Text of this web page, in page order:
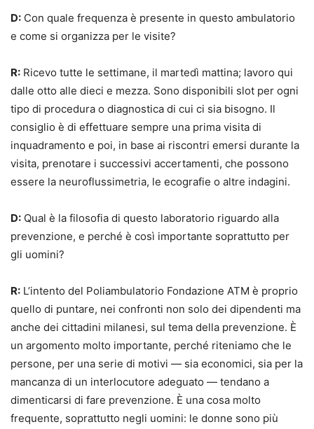
D: Con quale frequenza è presente in questo ambulatorio
e come si organizza per le visite?
R: Ricevo tutte le settimane, il martedì mattina; lavoro qui
dalle otto alle dieci e mezza. Sono disponibili slot per ogni
tipo di procedura o diagnostica di cui ci sia bisogno. Il
consiglio è di effettuare sempre una prima visita di
inquadramento e poi, in base ai riscontri emersi durante la
visita, prenotare i successivi accertamenti, che possono
essere la neuroflussimetria, le ecografie o altre indagini.
D: Qual è la filosofia di questo laboratorio riguardo alla
prevenzione, e perché è così importante soprattutto per
gli uomini?
R: L’intento del Poliambulatorio Fondazione ATM è proprio
quello di puntare, nei confronti non solo dei dipendenti ma
anche dei cittadini milanesi, sul tema della prevenzione. È
un argomento molto importante, perché riteniamo che le
persone, per una serie di motivi — sia economici, sia per la
mancanza di un interlocutore adeguato — tendano a
dimenticarsi di fare prevenzione. È una cosa molto
frequente, soprattutto negli uomini: le donne sono più